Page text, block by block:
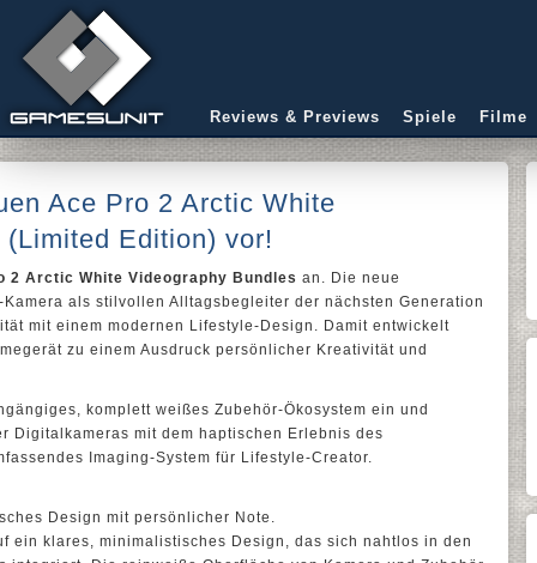
Reviews & Previews Spiele Filme
Ace Pro 2 Arctic White
Edition) vor!
2 Arctic White Videography Bundles an. Die neue
als stilvollen Alltagsbegleiter der nächsten Generation
mit einem modernen Lifestyle-Design. Damit entwickelt
zu einem Ausdruck persönlicher Kreativität und
komplett weißes Zubehör-Ökosystem ein und
Digitalkameras mit dem haptischen Erlebnis des
Imaging-System für Lifestyle-Creator.
Design mit persönlicher Note.
ein klares, minimalistisches Design, das sich nahtlos in den